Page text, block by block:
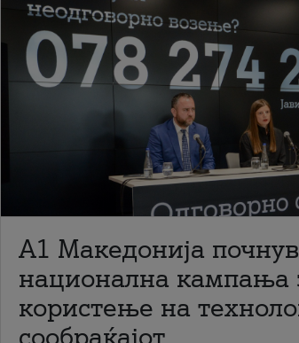
A1 Македонија
национална кампања
користење на